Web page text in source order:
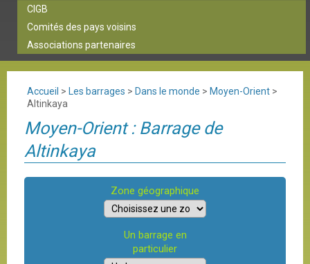
CIGB
Comités des pays voisins
Associations partenaires
Accueil > Les barrages > Dans le monde > Moyen-Orient >
Altinkaya
Moyen-Orient : Barrage de
Altinkaya
Zone géographique
Un barrage en
particulier